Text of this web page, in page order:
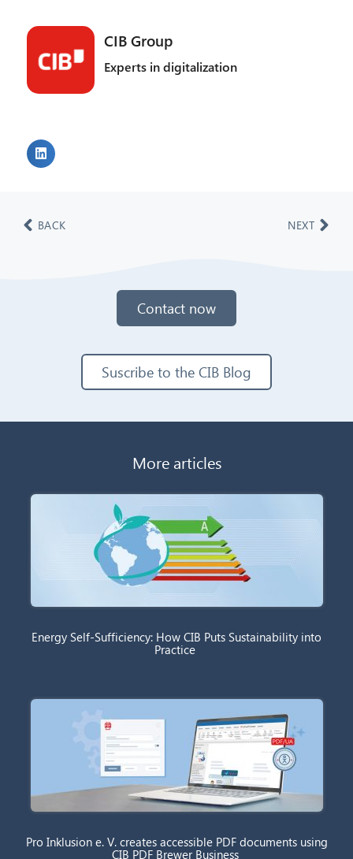
CIB Group
Experts in digitalization
BACK NEXT
Contact now
Suscribe to the CIB Blog
More articles
Energy Self-Sufficiency: How CIB Puts Sustainability into
Practice
Pro Inklusion e. V. creates accessible PDF documents using
CIB PDF Brewer Business